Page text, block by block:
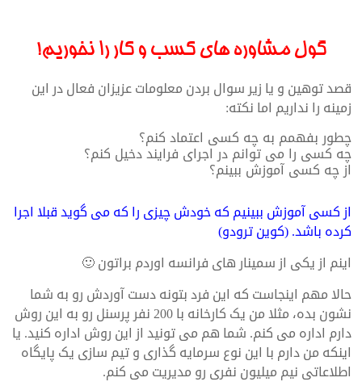
گول مشاوره های کسب و کار را نخوریم!
قصد توهین و یا زیر سوال بردن معلومات عزیزان فعال در این
زمینه را نداریم اما نکته:
چطور بفهمم به چه کسی اعتماد کنم؟
چه کسی را می توانم در اجرای فرایند دخیل کنم؟
از چه کسی آموزش ببینم؟
از کسی آموزش ببینیم که خودش چیزی را که می گوید قبلا اجرا
کرده باشد. (کوین ترودو)
اینم از یکی از سمینار های فرانسه اوردم براتون 🙂
حالا مهم اینجاست که این فرد بتونه دست آوردش رو به شما
نشون بده، مثلا من یک کارخانه با 200 نفر پرسنل رو به این روش
دارم اداره می کنم. شما هم می تونید از این روش اداره کنید. یا
اینکه من دارم با این نوع سرمایه گذاری و تیم سازی یک پایگاه
اطلاعاتی نیم میلیون نفری رو مدیریت می کنم.